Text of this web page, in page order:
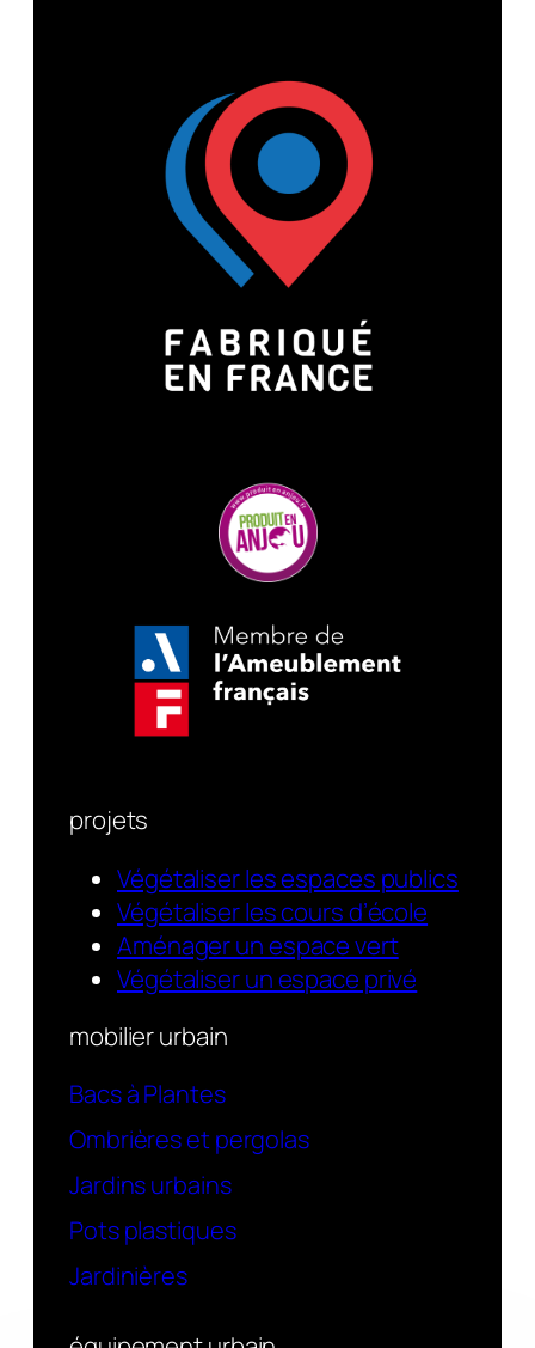
projets
Végétaliser les espaces publics
Végétaliser les cours d’école
Aménager un espace vert
Végétaliser un espace privé
mobilier urbain
Bacs à Plantes
Ombrières et pergolas
Jardins urbains
Pots plastiques
Jardinières